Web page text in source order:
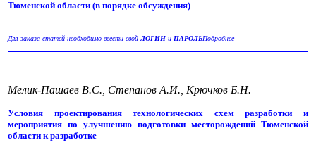
Тюменской области (в порядке обсуждения)
Для заказа статей необходимо ввести свойЛОГИН и ПАРОЛЬПодробнее
Мелик-Пашаев В.С., Степанов А.И., Крючков Б.Н.
Условия проектирования технологических схем разработки и
мероприятия по улучшению подготовки месторождений Тюменской
области к разработке